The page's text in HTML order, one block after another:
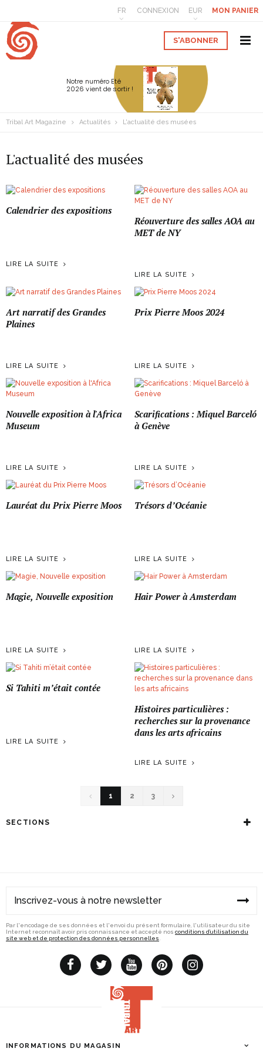
FR CONNEXION EUR MON PANIER
S'ABONNER
Notre numéro Eté
2026 vient de sortir !
Tribal Art Magazine Actualités L'actualité des musées
L'actualité des musées
Calendrier des expositions
LIRE LA SUITE
Réouverture des salles AOA au
MET de NY
LIRE LA SUITE
Art narratif des Grandes
Plaines
LIRE LA SUITE
Prix Pierre Moos 2024
LIRE LA SUITE
Nouvelle exposition à l'Africa
Museum
LIRE LA SUITE
Scarifications : Miquel Barceló
à Genève
LIRE LA SUITE
Lauréat du Prix Pierre Moos
LIRE LA SUITE
Trésors d’Océanie
LIRE LA SUITE
Magie, Nouvelle exposition
LIRE LA SUITE
Hair Power à Amsterdam
LIRE LA SUITE
Si Tahiti m’était contée
LIRE LA SUITE
Histoires particulières :
recherches sur la provenance
dans les arts africains
LIRE LA SUITE
1 2 3
SECTIONS
Par l'encodage de ses données et l'envoi du présent formulaire, l'utilisateur du site
Internet reconnaît avoir pris connaissance et accepté nos conditions d’utilisation du
site web et de protection des données personnelles
INFORMATIONS DU MAGASIN